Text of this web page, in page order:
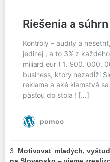
3. Motivovať mladých,